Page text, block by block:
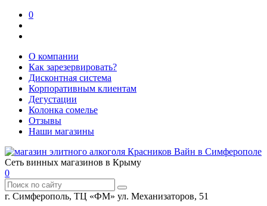
0
О компании
Как зарезервировать?
Дисконтная система
Корпоративным клиентам
Дегустации
Колонка сомелье
Отзывы
Наши магазины
Сеть винных магазинов в Крыму
0
г. Симферополь, ТЦ «ФМ» ул. Механизаторов, 51